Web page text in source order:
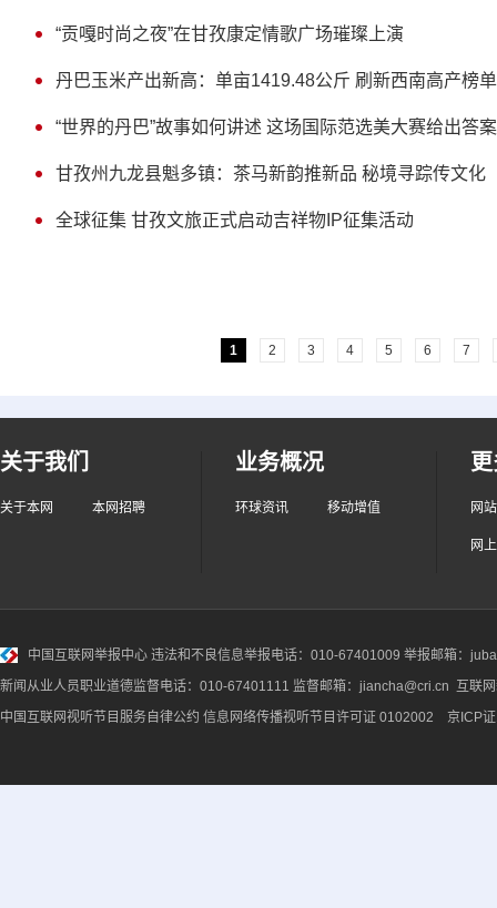
“贡嘎时尚之夜”在甘孜康定情歌广场璀璨上演
丹巴玉米产出新高：单亩1419.48公斤 刷新西南高产榜单
“世界的丹巴”故事如何讲述 这场国际范选美大赛给出答案
甘孜州九龙县魁多镇：茶马新韵推新品 秘境寻踪传文化
全球征集 甘孜文旅正式启动吉祥物IP征集活动
1 2 3 4 5 6 7
关于我们
关于本网 本网招聘
业务概况
环球资讯 移动增值 网
网
中国互联网举报中心 违法和不良信息举报电话：010-67401009 举报邮箱：
新闻从业人员职业道德监督电话：010-67401111 监督邮箱：jiancha@cri.cn 互联
中国互联网视听节目服务自律公约 信息网络传播视听节目许可证 0102002 京ICP